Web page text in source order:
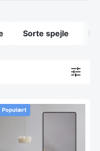
Sorte spejle
Populært